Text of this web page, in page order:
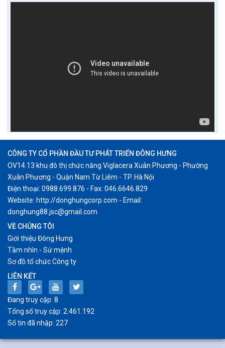
CÔNG TY CỔ PHẦN ĐẦU TƯ PHÁT TRIỂN ĐÔNG HƯNG
OV14.13 khu đô thị chức năng Viglacera Xuân Phương - Phường
Xuân Phương - Quận Nam Từ Liêm - TP. Hà Nội
Điện thoại: 0988.699.876 - Fax: 046.6646.829
Website: http://donghungcorp.com - Email:
donghung88.jsc@gmail.com
VỀ CHÚNG TÔI
Giới thiệu Đông Hưng
Tầm nhìn - Sứ mệnh
Sơ đồ tổ chức Công ty
LIÊN KẾT
Đang truy cập: 8
Tổng số truy cập: 2.461.192
Số tin đã nhập: 227